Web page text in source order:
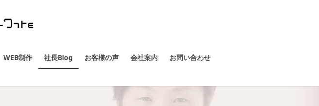
WEB制作 社長Blog お客様の声 会社案内 お問い合わせ